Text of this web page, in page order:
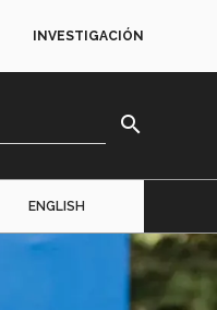
INVESTIGACIÓN
search
ENGLISH